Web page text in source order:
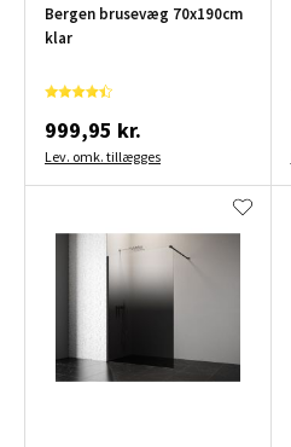
Bergen brusevæg 70x190cm
klar
999,95 kr.
Lev. omk. tillægges